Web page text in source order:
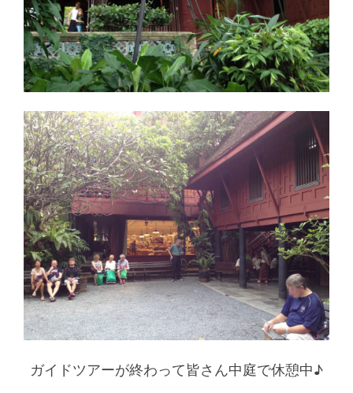
ガイドツアーが終わって皆さん中庭で休憩中♪